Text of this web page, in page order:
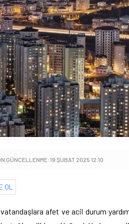
GÜNCELLENME: 19 ŞUBAT 2025 12:10
OL
afet ve acil durum